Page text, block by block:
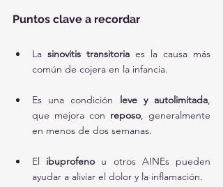
Puntos clave a recordar
La sinovitis transitoria es la causa más
común de cojera en la infancia.
Es una condición leve y autolimitada,
que mejora con reposo, generalmente
en menos de dos semanas.
El ibuprofeno u otros AINEs pueden
ayudar a aliviar el dolor y la inflamación.